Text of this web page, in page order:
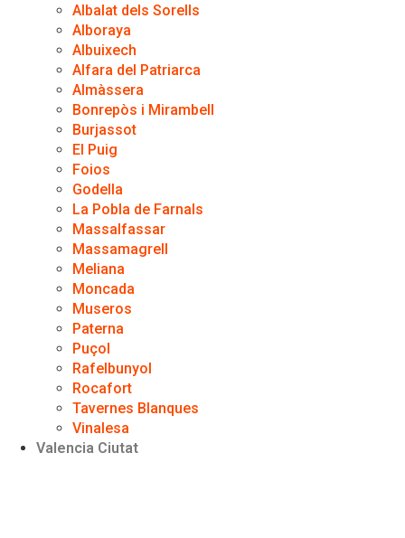
Albalat dels Sorells
Alboraya
Albuixech
Alfara del Patriarca
Almàssera
Bonrepòs i Mirambell
Burjassot
El Puig
Foios
Godella
La Pobla de Farnals
Massalfassar
Massamagrell
Meliana
Moncada
Museros
Paterna
Puçol
Rafelbunyol
Rocafort
Tavernes Blanques
Vinalesa
Valencia Ciutat